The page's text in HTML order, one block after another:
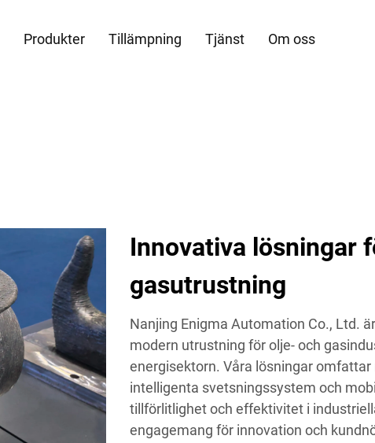
Produkter Tillämpning Tjänst Om oss
Innovativa lösningar
gasutrustning
Nanjing Enigma Automation Co., Ltd.
modern utrustning för olje- och
energisektorn. Våra lösningar
intelligenta svetsningssystem och
tillförlitlighet och effektivitet i
engagemang för innovation och